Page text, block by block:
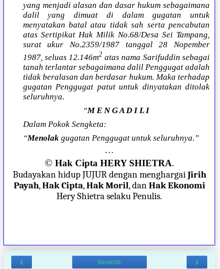
yang menjadi alasan dan dasar hukum sebagaimana
dalil yang dimuat di dalam gugatan untuk
menyatakan batal atau tidak sah serta pencabutan
atas Sertipikat Hak Milik No.68/Desa Sei Tampang,
surat ukur No.2359/1987 tanggal 28 Nopember
1987, seluas 12.146m2 atas nama Sarifuddin sebagai
tanah terlantar sebagaimana dalil Penggugat adalah
tidak beralasan dan berdasar hukum. Maka terhadap
gugatan Penggugat patut untuk dinyatakan ditolak
seluruhnya.
“M E N G A D I L I
Dalam Pokok Sengketa:
“Menolakgugatan Penggugat untuk seluruhnya.”
…
© Hak Cipta HERY SHIETRA.
Budayakan hidup JUJUR dengan menghargaiJirih
Payah,Hak Cipta,Hak Moril, danHak Ekonomi
Hery Shietra selaku Penulis.
‹ ›
Beranda